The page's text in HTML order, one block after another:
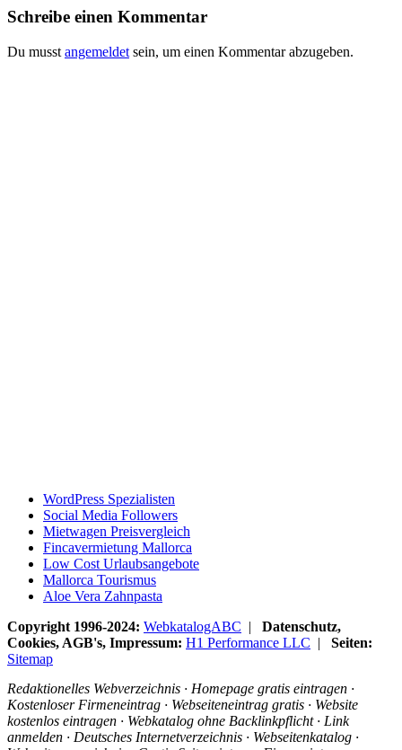
Schreibe einen Kommentar
Du musst angemeldet sein, um einen Kommentar abzugeben.
WordPress Spezialisten
Social Media Followers
Mietwagen Preisvergleich
Fincavermietung Mallorca
Low Cost Urlaubsangebote
Mallorca Tourismus
Aloe Vera Zahnpasta
Copyright 1996-2024: WebkatalogABC | Datenschutz,
Cookies, AGB's, Impressum: H1 Performance LLC | Seiten:
Sitemap
Redaktionelles Webverzeichnis · Homepage gratis eintragen ·
Kostenloser Firmeneintrag · Webseiteneintrag gratis · Website
kostenlos eintragen · Webkatalog ohne Backlinkpflicht · Link
anmelden · Deutsches Internetverzeichnis · Webseitenkatalog ·